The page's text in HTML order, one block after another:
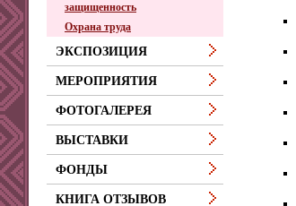
защищенность
Охрана труда
ЭКСПОЗИЦИЯ
МЕРОПРИЯТИЯ
ФОТОГАЛЕРЕЯ
ВЫСТАВКИ
ФОНДЫ
КНИГА ОТЗЫВОВ